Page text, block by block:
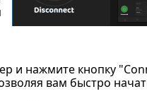
и нажмите кнопку
вам быстро